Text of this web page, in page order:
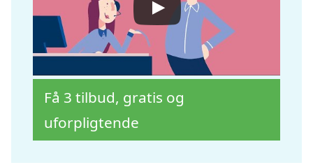
Få 3 tilbud, gratis og
uforpligtende